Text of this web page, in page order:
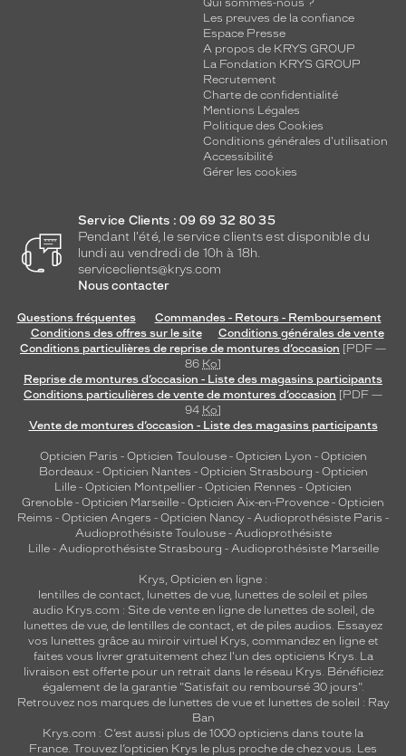
Les preuves de la confiance
Espace Presse
A propos de KRYS GROUP
La Fondation KRYS GROUP
Recrutement
Charte de confidentialité
Mentions Légales
Politique des Cookies
Conditions générales d'utilisation
Accessibilité
Gérer les cookies
Service Clients : 09 69 32 80 35
Pendant l'été, le service clients est disponible du
lundi au vendredi de 10h à 18h.
serviceclients@krys.com
Nous contacter
Questions fréquentes
Commandes - Retours - Remboursement
Conditions des offres sur le site
Conditions générales de vente
Conditions particulières de reprise de montures d’occasion [PDF —
86 Ko]
Reprise de montures d’occasion - Liste des magasins participants
Conditions particulières de vente de montures d’occasion [PDF —
94 Ko]
Vente de montures d’occasion - Liste des magasins participants
Opticien Paris - Opticien Toulouse- Opticien Lyon - Opticien
Bordeaux- Opticien Nantes - Opticien Strasbourg - Opticien
Lille - Opticien Montpellier - Opticien Rennes - Opticien
Grenoble - Opticien Marseille - Opticien Aix-en-Provence - Opticien
Reims - Opticien Angers - Opticien Nancy - Audioprothésiste Paris -
Audioprothésiste Toulouse- Audioprothésiste
Lille- Audioprothésiste Strasbourg - Audioprothésiste Marseille
Krys, Opticien en ligne :
lentilles de contact lunettes de vue, lunettes de soleil et piles
audio Krys.com : Site de vente en ligne de lunettes de soleil, de
lunettes de vue, de lentilles de contact , et de piles audios. Essayez
vos lunettes grâce au miroir virtuel Krys, commandez en ligne et
faites vous livrer gratuitement chez l'un des opticiens Krys. La
livraison est offerte pour un retrait dans le réseau Krys. Bénéficiez
également de la garantie "Satisfait ou remboursé 30 jours".
Retrouvez nos marques de lunettes de vue et lunettes de soleil : Ray
Ban
Krys.com : C’est aussi plus de 1000 opticiens dans toute la
France. Trouvez l’opticien Krys le plus proche de chez vous . Les